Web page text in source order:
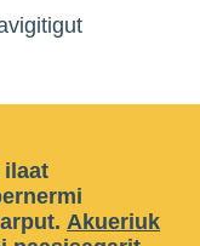
ilaat
Akueriuk